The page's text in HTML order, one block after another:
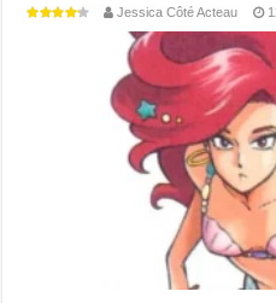
Jessica Côté Acteau